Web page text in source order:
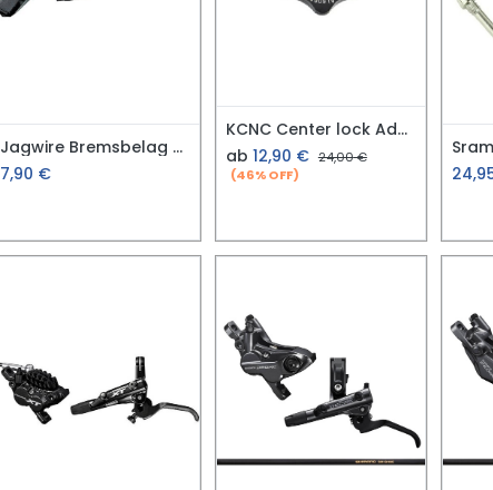
Jagwire Bremsbelag Switchback MTB All
7,90 €
KCNC Center lock Adaptor XC
ab 12,90 € 24,00€
(46% OFF)